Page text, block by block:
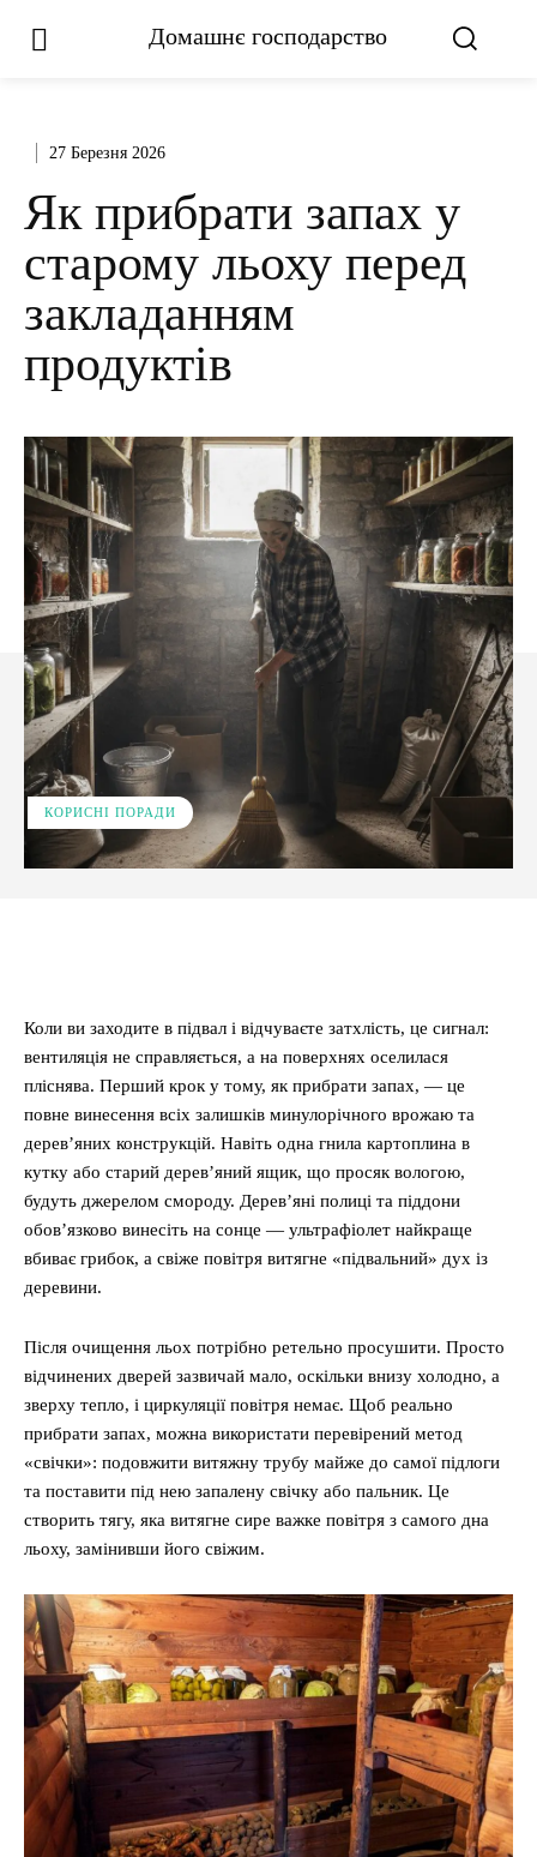
Домашнє господарство
27 Березня 2026
Як прибрати запах у
старому льоху перед
закладанням
продуктів
КОРИСНІ ПОРАДИ
Коли ви заходите в підвал і відчуваєте затхлість, це сигнал:
вентиляція не справляється, а на поверхнях оселилася
пліснява. Перший крок у тому, як прибрати запах, — це
повне винесення всіх залишків минулорічного врожаю та
дерев’яних конструкцій. Навіть одна гнила картоплина в
кутку або старий дерев’яний ящик, що просяк вологою,
будуть джерелом смороду. Дерев’яні полиці та піддони
обов’язково винесіть на сонце — ультрафіолет найкраще
вбиває грибок, а свіже повітря витягне «підвальний» дух із
деревини.
Після очищення льох потрібно ретельно просушити. Просто
відчинених дверей зазвичай мало, оскільки внизу холодно, а
зверху тепло, і циркуляції повітря немає. Щоб реально
прибрати запах, можна використати перевірений метод
«свічки»: подовжити витяжну трубу майже до самої підлоги
та поставити під нею запалену свічку або пальник. Це
створить тягу, яка витягне сире важке повітря з самого дна
льоху, замінивши його свіжим.